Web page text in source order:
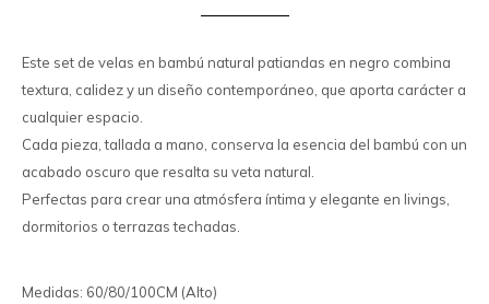
Este set de velas en bambú natural patiandas en negro combina
textura, calidez y un diseño contemporáneo, que aporta carácter a
cualquier espacio.
Cada pieza, tallada a mano, conserva la esencia del bambú con un
acabado oscuro que resalta su veta natural.
Perfectas para crear una atmósfera íntima y elegante en livings,
dormitorios o terrazas techadas.
Medidas: 60/80/100CM (Alto)